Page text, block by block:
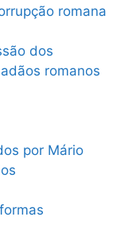
romana
dos
romanos
por Mário